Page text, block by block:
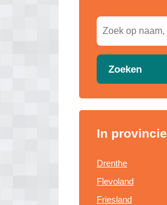
Zoeken
In provincie
Drenthe
Flevoland
Friesland